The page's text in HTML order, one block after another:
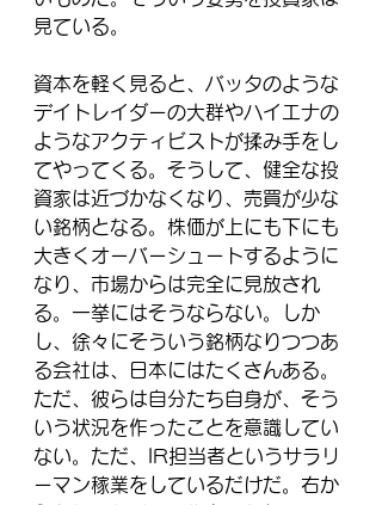
見ている。
資本を軽く見ると、バッタのような
デイトレイダーの大群やハイエナの
ようなアクティビストが揉み手をし
てやってくる。そうして、健全な投
資家は近づかなくなり、売買が少な
い銘柄となる。株価が上にも下にも
大きくオーバーシュートするように
なり、市場からは完全に見放され
る。一挙にはそうならない。しか
し、徐々にそういう銘柄なりつつあ
る会社は、日本にはたくさんある。
ただ、彼らは自分たち自身が、そう
いう状況を作ったことを意識してい
ない。ただ、IR担当者というサラリ
ーマン稼業をしているだけだ。右か